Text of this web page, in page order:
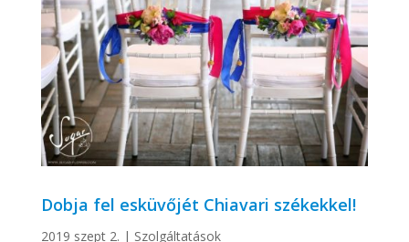
Dobja fel esküvőjét Chiavari székekkel!
2019 szept 2. | Szolgáltatások